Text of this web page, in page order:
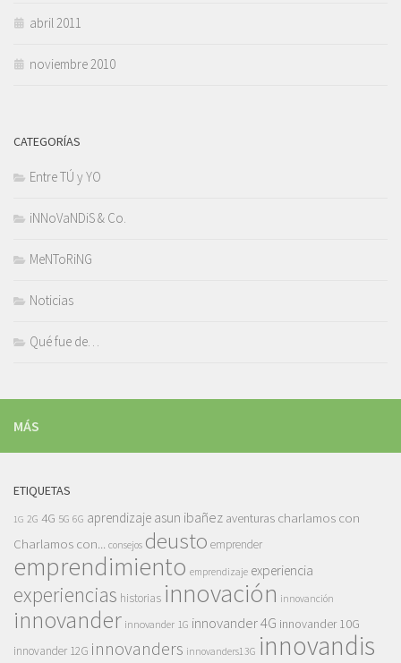
abril 2011
noviembre 2010
CATEGORÍAS
Entre TÚ y YO
iNNoVaNDiS & Co.
MeNToRiNG
Noticias
Qué fue de…
MÁS
ETIQUETAS
1G 2G 4G 5G 6G aprendizaje asun ibañez aventuras charlamos con
Charlamos con... consejos deusto emprender
emprendimiento emprendizaje experiencia
experiencias historias innovación innovanción
innovander innovander 1G innovander 4G innovander 10G
innovander 12G innovanders innovanders13G innovandis